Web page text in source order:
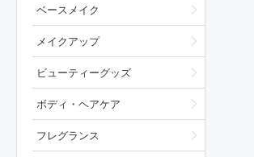
ベースメイク
メイクアップ
ビューティーグッズ
ボディ・ヘアケア
フレグランス